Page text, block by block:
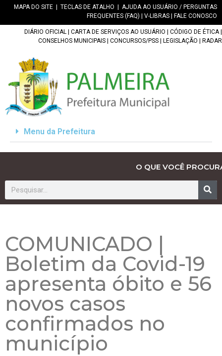
MAPA DO SITE TECLAS DE ATALHO
AJUDA AO USUÁRIO / PERGUNTAS
FREQUENTES (FAQ)
V-LIBRAS FALE CONOSCO
DIÁRIO OFICIAL CARTA DE SERVIÇOS AO USUÁRIO CÓDIGO DE ÉTICA|
CONSELHOS MUNICIPAIS
CONCURSOS/PSS LEGISLAÇÃO RADAR
Menu da Prefeitura
O QUE VOCÊ
COMUNICADO |
Boletim da Covid-19
apresenta óbito e 56
novos casos
confirmados no
município